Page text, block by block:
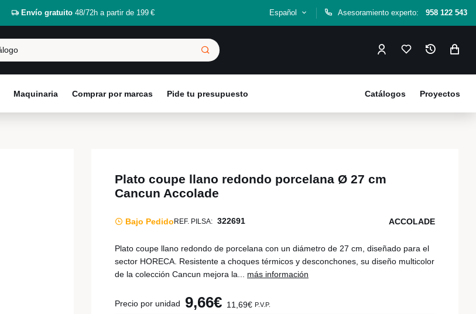
Envío gratuito48/72h a partir de 199 € Español Asesoramiento experto: 958 122 543
Maquinaria Comprar por marcas Pide tu presupuesto Proyectos
Catálogos
Plato coupe llano redondo porcelana Ø 27 cm
Cancun Accolade
Bajo Pedido REF. PILSA: 322691 ACCOLADE
Plato coupe llano redondo de porcelana con un diámetro de 27 cm, diseñado para el
sector HORECA. Resistente a choques térmicos y desconchones, su diseño multicolor
de la colección Cancun mejora la... más información
Precio por unidad 9,66€ 11,69€ P.V.P.